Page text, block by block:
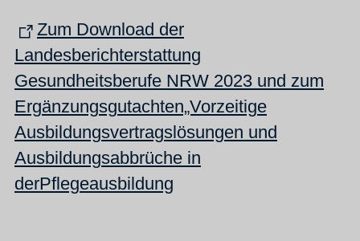
Zum Download der
Landesberichterstattung
Gesundheitsberufe NRW 2023 und zum
Ergänzungsgutachten„Vorzeitige
Ausbildungsvertragslösungen und
Ausbildungsabbrüche in
derPflegeausbildung